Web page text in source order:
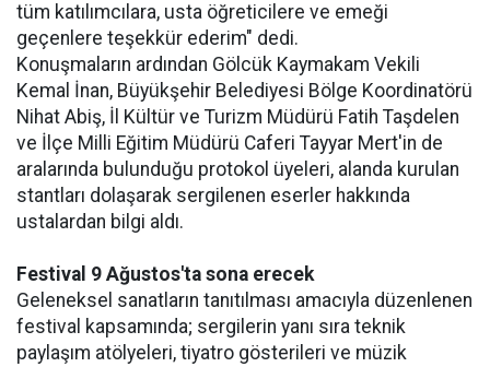
tüm katılımcılara, usta öğreticilere ve emeği
geçenlere teşekkür ederim" dedi.
Konuşmaların ardından Gölcük Kaymakam Vekili
Kemal İnan, Büyükşehir Belediyesi Bölge Koordinatörü
Nihat Abiş, İl Kültür ve Turizm Müdürü Fatih Taşdelen
ve İlçe Milli Eğitim Müdürü Caferi Tayyar Mert'in de
aralarında bulunduğu protokol üyeleri, alanda kurulan
stantları dolaşarak sergilenen eserler hakkında
ustalardan bilgi aldı.
Festival 9 Ağustos'ta sona erecek
Geleneksel sanatların tanıtılması amacıyla düzenlenen
festival kapsamında; sergilerin yanı sıra teknik
paylaşım atölyeleri, tiyatro gösterileri ve müzik